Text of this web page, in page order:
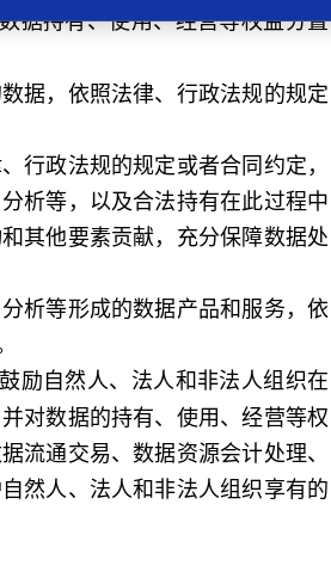
据持有、使用、经营等权益分置
据，依照法律、行政法规的规定
政法规的规定或者合同约定，
析等，以及合法持有在此过程中
其他要素贡献，充分保障数据处
析等形成的数据产品和服务，依
励自然人、法人和非法人组织在
对数据的持有、使用、经营等权
流通交易、数据资源会计处理、
然人、法人和非法人组织享有的